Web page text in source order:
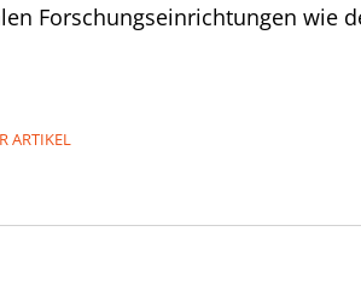
Forschungseinrichtungen wie
ARTIKEL